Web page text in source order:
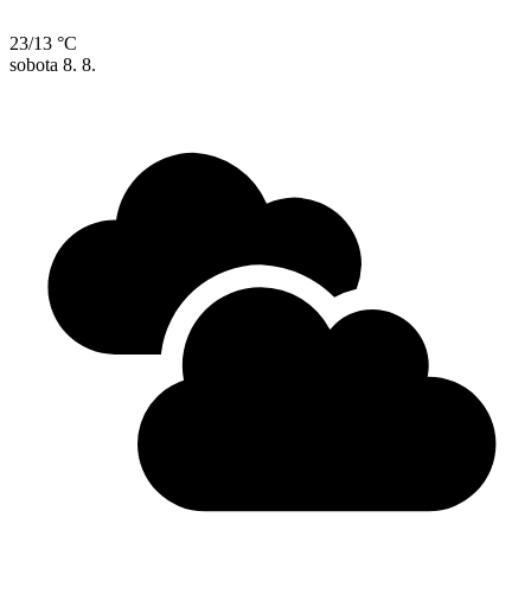
23/13 °C
sobota 8. 8.